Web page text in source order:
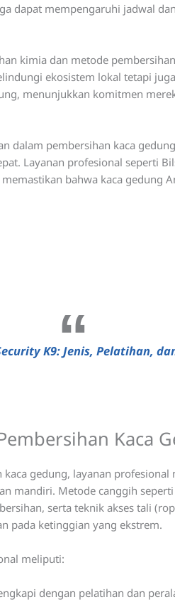
dapat mempengaruhi jadwal
kimia dan metode
ekosistem lokal tetapi
menunjukkan komitmen
dalam pembersihan kaca
Layanan profesional seperti
bahwa kaca gedung
K9: Jenis, Pelatihan,
Kaca
gedung, layanan
mandiri. Metode canggih
serta teknik akses tali
pada ketinggian yang ekstrem.
meliputi:
dengan pelatihan dan